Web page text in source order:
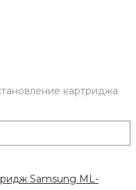
картриджа
Samsung ML-